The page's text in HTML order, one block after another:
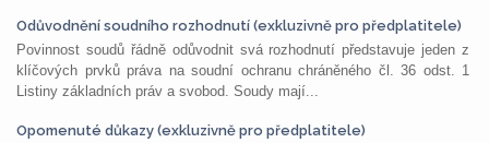
Odůvodnění soudního rozhodnutí (exkluzivně pro předplatitele)
Povinnost soudů řádně odůvodnit svá rozhodnutí představuje jeden z
klíčových prvků práva na soudní ochranu chráněného čl. 36 odst. 1
Listiny základních práv a svobod. Soudy mají...
Opomenuté důkazy (exkluzivně pro předplatitele)